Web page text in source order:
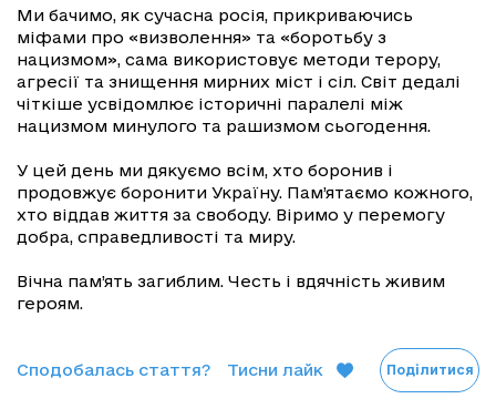
Ми бачимо, як сучасна росія, прикриваючись
міфами про «визволення» та «боротьбу з
нацизмом», сама використовує методи терору,
агресії та знищення мирних міст і сіл. Світ дедалі
чіткіше усвідомлює історичні паралелі між
нацизмом минулого та рашизмом сьогодення.
У цей день ми дякуємо всім, хто боронив і
продовжує боронити Україну. Пам’ятаємо кожного,
хто віддав життя за свободу. Віримо у перемогу
добра, справедливості та миру.
Вічна пам’ять загиблим. Честь і вдячність живим
героям.
Сподобалась стаття? Тисни лайк Поділитися